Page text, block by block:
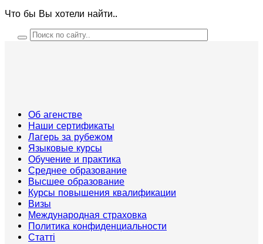
Что бы Вы хотели найти..
Об агенстве
Наши сертификаты
Лагерь за рубежом
Языковые курсы
Обучение и практика
Среднее образование
Высшее образование
Курсы повышения квалификации
Визы
Международная страховка
Политика конфиденциальности
Статті